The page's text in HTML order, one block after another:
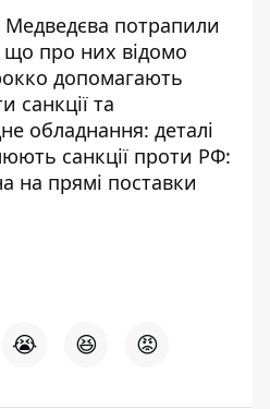
Медведєва потрапили
що про них відомо
допомагають
санкції та
обладнання: деталі
санкції проти РФ:
на прямі поставки
😭 😆 😡